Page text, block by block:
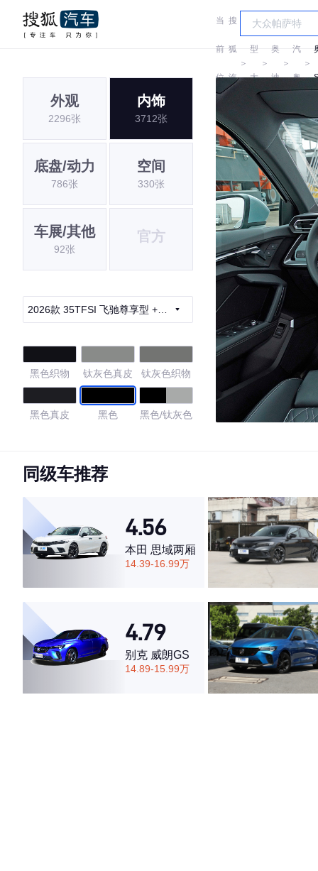
当
前
位
搜
狐
汽
＞
车
型
大
＞
奥
迪
＞
一
汽
奥
＞
外观
2296张
内饰
3712张
底盘/动力
786张
空间
330张
车展/其他
92张
官方
2026款 35TFSI 飞驰尊享型 +豪
黑色织物 钛灰色真皮 钛灰色织物
黑色真皮 黑色 黑色/钛灰色
4.58
·外观表现较为优秀，优于69%同级车
·空间表现一般，低于80%同级车
同级车推荐
4.56
本田 思域两厢
14.39-16.99万
4.79
别克 威朗GS
14.89-15.99万